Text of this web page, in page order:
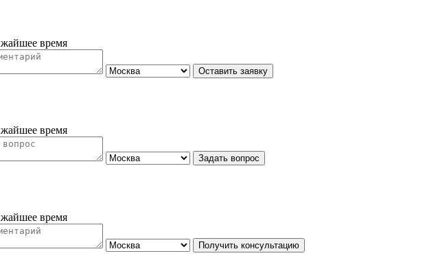
время
Оставить заявку
время
Задать вопрос
время
Получить консультацию